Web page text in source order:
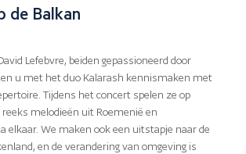
de Balkan
Lefebvre, beiden gepassioneerd door
u met het duo Kalarash kennismaken met
Tijdens het concert spelen ze op
melodieën uit Roemenië en
elkaar. We maken ook een uitstapje naar de
en de verandering van omgeving is